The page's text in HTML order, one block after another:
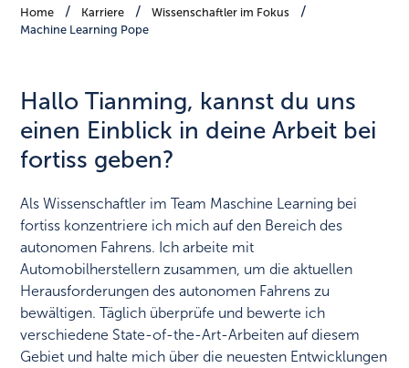
Home Karriere
Wissenschaftler im Fokus
Machine Learning Pope
Hallo Tianming, kannst du uns
einen Einblick in deine Arbeit bei
fortiss geben?
Als Wissenschaftler im Team Maschine Learning bei
fortiss konzentriere ich mich auf den Bereich des
autonomen Fahrens. Ich arbeite mit
Automobilherstellern zusammen, um die aktuellen
Herausforderungen des autonomen Fahrens zu
bewältigen. Täglich überprüfe und bewerte ich
verschiedene State-of-the-Art-Arbeiten auf diesem
Gebiet und halte mich über die neuesten Entwicklungen